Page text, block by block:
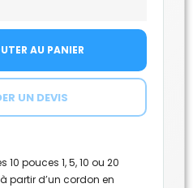
AU PANIER
UN DEVIS
pouces 1, 5, 10 ou 20
partir d’un cordon en